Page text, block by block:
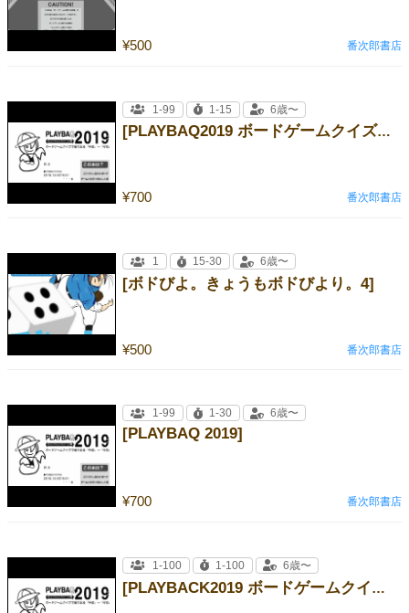
¥500 番次郎書店
[PLAYBAQ2019 ボードゲームクイズで振り返る平成→令和]
¥700
1-99 1-15 6歳〜
番次郎書店
[ボドびよ。きょうもボドびより。4]
¥500
1 15-30 6歳〜
番次郎書店
[PLAYBAQ 2019]
¥700
1-99 1-30 6歳〜
番次郎書店
[PLAYBACK2019 ボードゲームクイズ vol.6]
1-100 1-100 6歳〜